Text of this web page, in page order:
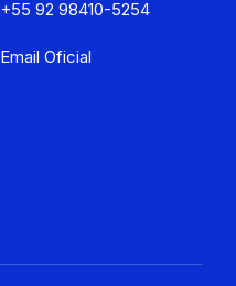
+55 92 98410-5254
Email Oficial